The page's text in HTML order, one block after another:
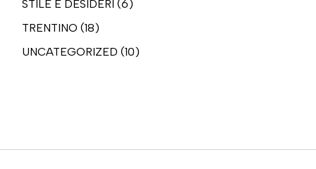
STILE E DESIDERI (6)
TRENTINO (18)
UNCATEGORIZED (10)